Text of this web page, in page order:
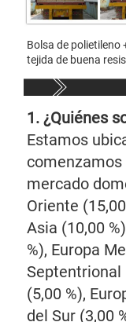
Bolsa de polietileno
tejida de buena
1. ¿Quiénes
Estamos
comenzamos
mercado
Oriente
Asia (10,00
%), Europa
Septentrional
(5,00 %),
del Sur (3,00